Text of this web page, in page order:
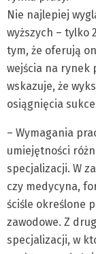
Nie najlepiej
wyższych – tylko
tym, że oferują
wejścia na rynek
wskazuje, że
osiągnięcia
– Wymagania
umiejętności
specjalizacji. W
czy medycyna,
ściśle określone
zawodowe. Z
specjalizacji, w